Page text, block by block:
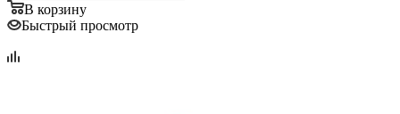
В корзину
Быстрый просмотр